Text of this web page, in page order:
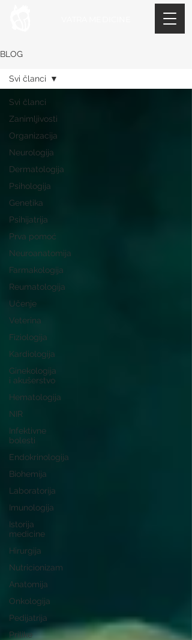
BLOG
Svi članci
Zanimljivosti
Organizacija
Neurologija
Dermatologija
Psihologija
Genetika
Psihijatrija
Prva pomoć
Neuroanatomija
Farmakologija
Reumatologija
Učenje
Veterina
Fiziologija
Kardiologija
Ginekologija
i akušerstvo
Hematologija
NIR
Infektivne
bolesti
Endokrinologija
Biohemija
Laboratorija
Imunologija
Istorija
medicine
Hirurgija
Nutricionizam
Anatomija
Onkologija
Pedijatrija
Prilike
Svi članci